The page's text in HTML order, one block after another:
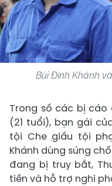
Bùi Đình Khánh
Trong số các bị cáo
(21 tuổi), bạn gái
tội Che giấu tội
Khánh dùng súng
đang bị truy bắt,
tiền và hỗ trợ nghi